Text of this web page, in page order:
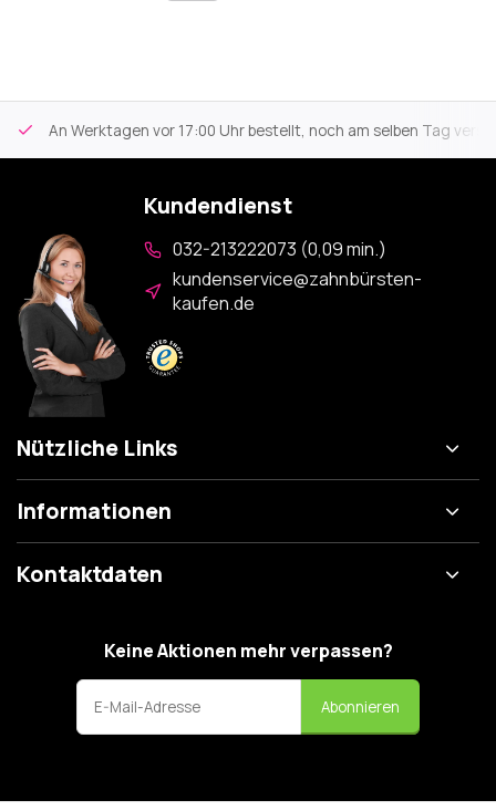
An Werktagen vor 17:00 Uhr bestellt, noch am selben Tag
Kundendienst
032-213222073 (0,09 min.)
kundenservice@zahnbürsten-
kaufen.de
Nützliche Links
Informationen
Kontaktdaten
Keine Aktionen mehr verpassen?
Abonnieren